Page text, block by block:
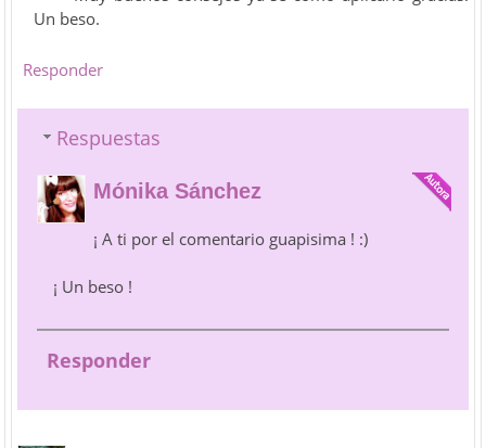
Un beso.
Responder
Respuestas
Mónika Sánchez
¡ A ti por el comentario guapisima ! :)
¡ Un beso !
Responder